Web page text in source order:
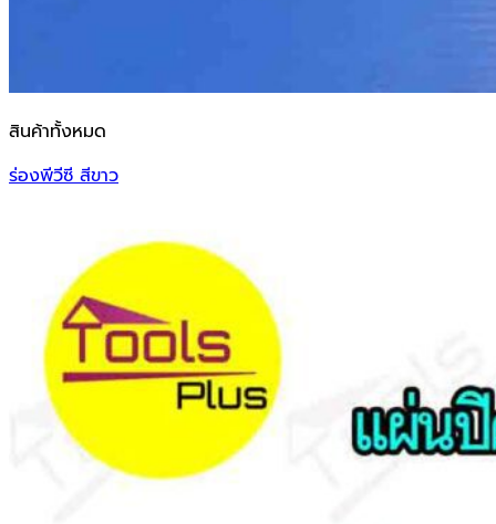
สินค้าทั้งหมด
ร่องพีวีซี สีขาว